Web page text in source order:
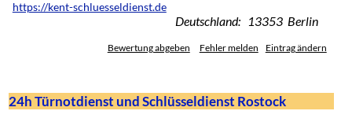
https://kent-schluesseldienst.de
Deutschland: 13353 Berlin
Bewertung abgeben Fehler melden Eintrag ändern
24h Türnotdienst und Schlüsseldienst Rostock